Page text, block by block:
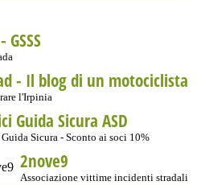
GSSS
- Il blog di un motociclista
l'Irpinia
Guida Sicura ASD
Sicura - Sconto ai soci 10%
2nove9
Associazione vittime incidenti stradali